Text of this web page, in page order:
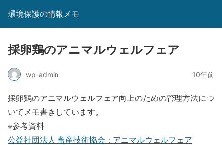
環境保護の情報メモ
採卵鶏のアニマルウェルフェア
wp-admin 10年前
採卵鶏のアニマルウェルフェア向上のための管理方法につ
いてメモ書きしています。
※参考資料
公益社団法人 畜産技術協会：アニマルウェルフェア